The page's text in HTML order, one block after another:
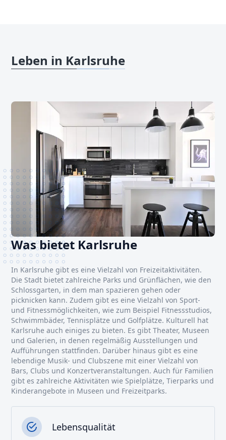
Leben in Karlsruhe
Was bietet Karlsruhe
In Karlsruhe gibt es eine Vielzahl von Freizeitaktivitäten.
Die Stadt bietet zahlreiche Parks und Grünflächen, wie den
Schlossgarten, in dem man spazieren gehen oder
picknicken kann. Zudem gibt es eine Vielzahl von Sport-
und Fitnessmöglichkeiten, wie zum Beispiel Fitnessstudios,
Schwimmbäder, Tennisplätze und Golfplätze. Kulturell hat
Karlsruhe auch einiges zu bieten. Es gibt Theater, Museen
und Galerien, in denen regelmäßig Ausstellungen und
Aufführungen stattfinden. Darüber hinaus gibt es eine
lebendige Musik- und Clubszene mit einer Vielzahl von
Bars, Clubs und Konzertveranstaltungen. Auch für Familien
gibt es zahlreiche Aktivitäten wie Spielplätze, Tierparks und
Kinderangebote in Museen und Freizeitparks.
Lebensqualität